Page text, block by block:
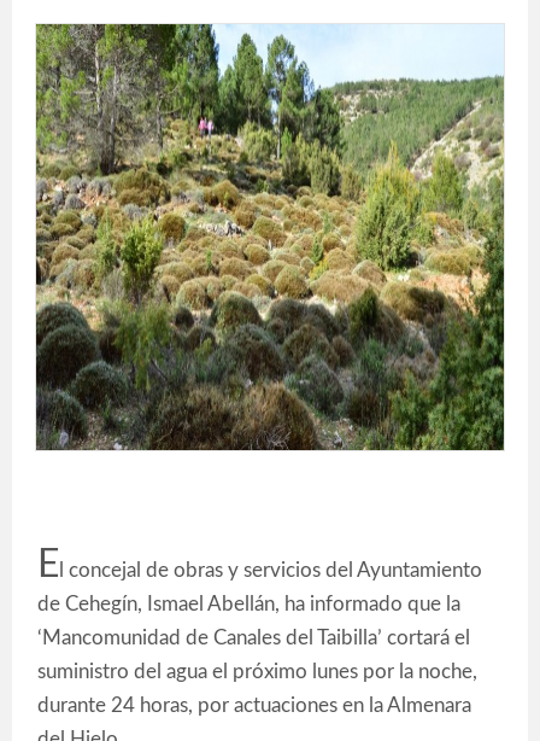
E l concejal de obras y servicios del Ayuntamiento
de Cehegín, Ismael Abellán, ha informado que la
‘Mancomunidad de Canales del Taibilla’ cortará el
suministro del agua el próximo lunes por la noche,
durante 24 horas, por actuaciones en la Almenara